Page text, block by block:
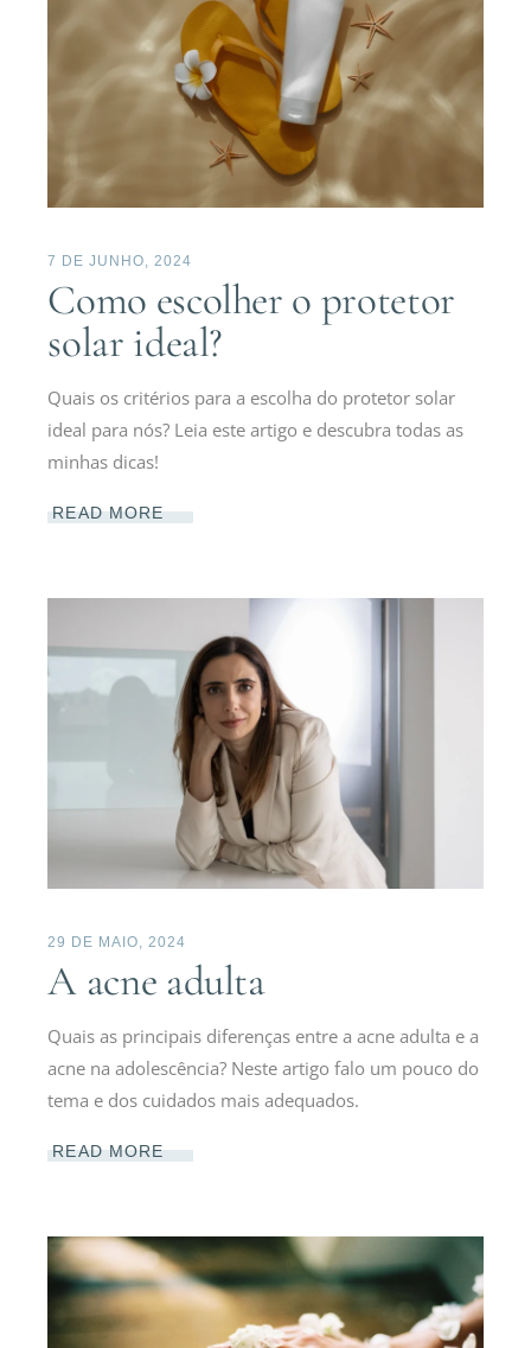
7 DE JUNHO, 2024
Como escolher o protetor
solar ideal?
Quais os critérios para a escolha do protetor solar
ideal para nós? Leia este artigo e descubra todas as
minhas dicas!
READ MORE
29 DE MAIO, 2024
A acne adulta
Quais as principais diferenças entre a acne adulta e a
acne na adolescência? Neste artigo falo um pouco do
tema e dos cuidados mais adequados.
READ MORE